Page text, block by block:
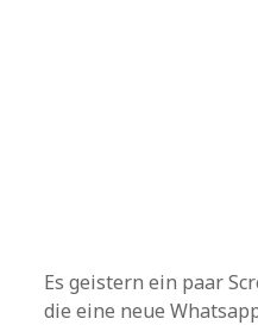
Es geistern ein paar
die eine neue